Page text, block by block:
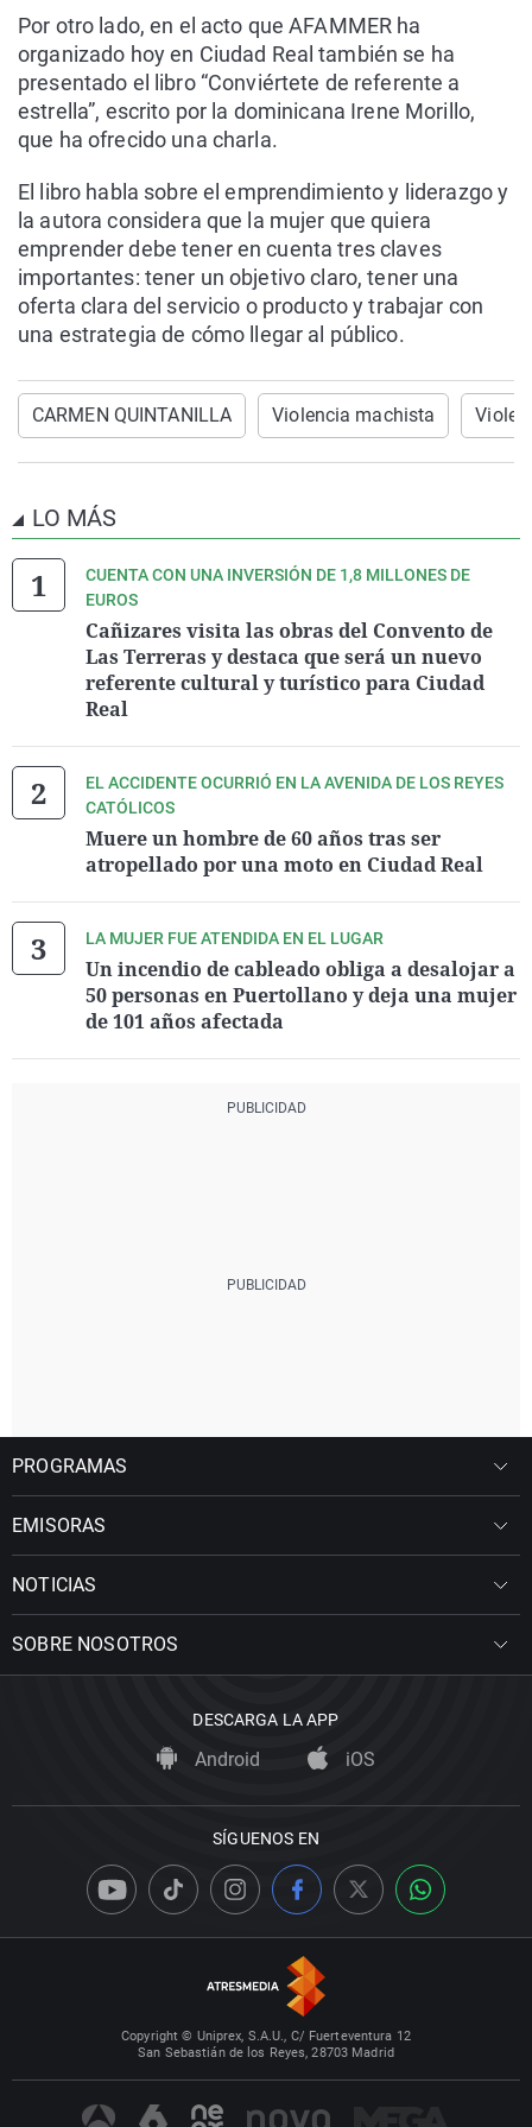
Por otro lado, en el acto que AFAMMER ha
organizado hoy en Ciudad Real también se ha
presentado el libro “Conviértete de referente a
estrella”, escrito por la dominicana Irene Morillo,
que ha ofrecido una charla.
El libro habla sobre el emprendimiento y liderazgo y
la autora considera que la mujer que quiera
emprender debe tener en cuenta tres claves
importantes: tener un objetivo claro, tener una
oferta clara del servicio o producto y trabajar con
una estrategia de cómo llegar al público.
CARMEN QUINTANILLA Violencia machista
LO MÁS
CUENTA CON UNA INVERSIÓN DE 1,8 MILLONES DE
EUROS
Cañizares visita las obras del Convento de
Las Terreras y destaca que será un nuevo
referente cultural y turístico para Ciudad
Real
EL ACCIDENTE OCURRIÓ EN LA AVENIDA DE LOS REYES
CATÓLICOS
Muere un hombre de 60 años tras ser
atropellado por una moto en Ciudad Real
LA MUJER FUE ATENDIDA EN EL LUGAR
Un incendio de cableado obliga a desalojar a
50 personas en Puertollano y deja una mujer
de 101 años afectada
PROGRAMAS
EMISORAS
NOTICIAS
SOBRE NOSOTROS
DESCARGA LA APP
Android iOS
SÍGUENOS EN
Copyright © Uniprex, S.A.U., C/ Fuerteventura 12
San Sebastián de los Reyes, 28703 Madrid